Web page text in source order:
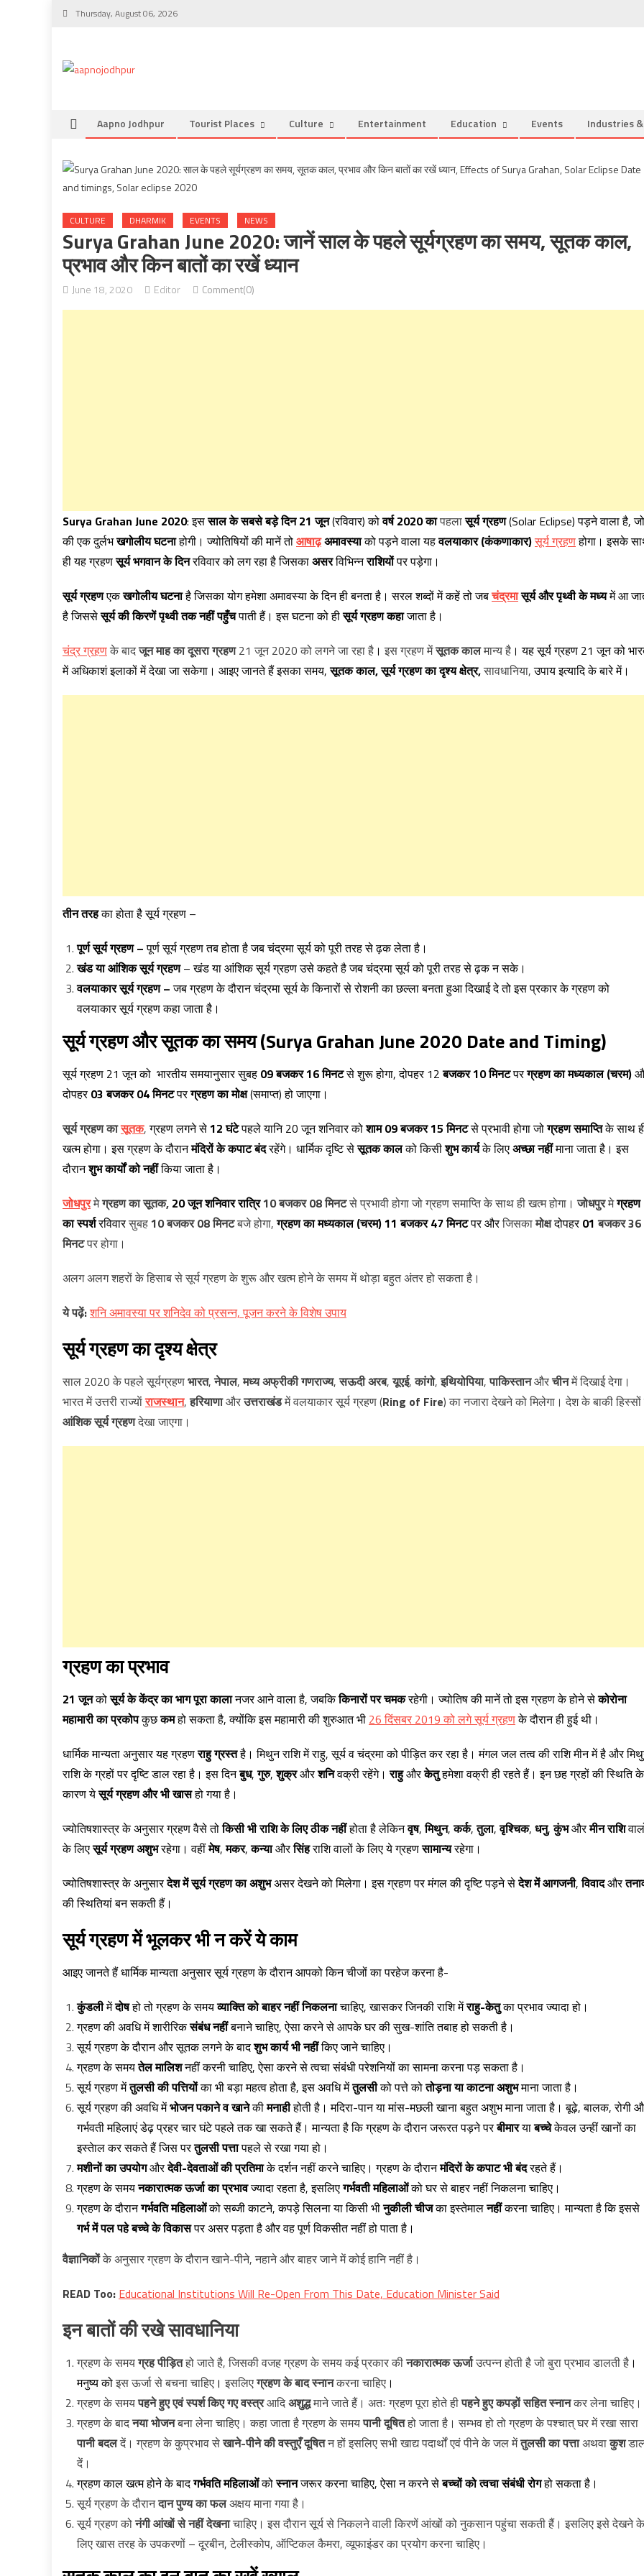
Skip
Thursday, August 06, 2026
Aapno Jodhpur Tourist Places Culture Entertainment Education Events Industries
CULTURE DHARMIK EVENTS NEWS
Surya Grahan June 2020: जानें साल के पहले सूर्यग्रहण का समय, सूतक काल,
प्रभाव और किन बातों का रखें ध्यान
June 18, 2020 Editor Comment(0)
Surya Grahan June 2020: इससाल के सबसे बड़े दिन 21 जून(रविवार) कोवर्ष 2020 कापहलासूर्य ग्रहण(Solar Eclipse) पड़ने वाला है, जो
की एक दुर्लभखगोलीय घटनाहोगी। ज्योतिषियों की मानें तोआषाढ़अमावस्याको पड़ने वाला यहवलयाकार (कंकणाकार)सूर्य ग्रहणहोगा। इसके
ही यह ग्रहणसूर्य भगवान के दिनरविवार को लग रहा है जिसकाअसरविभिन्नराशियोंपर पड़ेगा।
सूर्य ग्रहणएकखगोलीय घटनाहै जिसका योग हमेशा अमावस्या के दिन ही बनता है। सरल शब्दों में कहें तो जबचंद्रमासूर्य और पृथ्वी के मध्यमें आ
है जिससेसूर्य की किरणेंपृथ्वी तक नहीं पहुँचपाती हैं। इस घटना को हीसूर्य ग्रहण कहाजाता है।
चंद्र ग्रहणके बादजून माह का दूसरा ग्रहण21 जून 2020 को लगने जा रहा है ।इस ग्रहण मेंसूतक कालमान्य है ।यह सूर्य ग्रहण 21 जून को
में अधिकाशं इलाकों में देखा जा सकेगा। आइए जानते हैं इसका समय,सूतक काल,सूर्य ग्रहणकादृश्यक्षेत्र,सावधानिया,उपाय इत्यादि के बारे में।
तीन तरहका होता है सूर्य ग्रहण –
पूर्णसूर्यग्रहण–पूर्ण सूर्य ग्रहण तब होता है जब चंद्रमा सूर्य को पूरी तरह से ढ़क लेता है।
खंडयाआंशिकसूर्यग्रहण – खंड या आंशिक सूर्य ग्रहण उसे कहते है जब चंद्रमा सूर्य को पूरी तरह से ढ़क न सके।
वलयाकारसूर्यग्रहण–जब ग्रहण के दौरान चंद्रमा सूर्य के किनारों से रोशनी का छल्ला बनता हुआ दिखाई दे तो इस प्रकार के ग्रहण को
वलयाकार सूर्य ग्रहण कहा जाता है।
सूर्यग्रहणऔरसूतककासमय(Surya Grahan June 2020 Date and Timing)
सूर्य ग्रहण 21 जून को भारतीय समयानुसार सुबह 09 बजकर 16 मिनटसे शुरू होगा, दोपहर 12बजकर 10 मिनटपरग्रहण का मध्यकाल (चरम)
दोपहर03 बजकर 04 मिनटपरग्रहण का मोक्ष(समाप्त) हो जाएगा।
सूर्य ग्रहण कासूतक,ग्रहण लगने से12 घंटेपहले यानि 20 जून शनिवार कोशाम 09 बजकर 15 मिनटसे प्रभावी होगा जोग्रहण समाप्तिके साथ
खत्म होगा। इस ग्रहण के दौरानमंदिरों के कपाट बंदरहेंगे। धार्मिक दृष्टि सेसूतक कालको किसीशुभ कार्यके लिएअच्छा नहींमाना जाता है। इस
दौरानशुभ कार्यों को नहींकिया जाता है।
जोधपुरमेग्रहण का सूतक, 20 जून शनिवार रात्रि10 बजकर 08 मिनटसे प्रभावी होगा जो ग्रहण समाप्ति के साथ ही खत्म होगा।जोधपुरमेग्रहण
का स्पर्शरविवारसुबह 10 बजकर 08 मिनटबजे होगा, ग्रहण का मध्यकाल (चरम)11 बजकर 47 मिनटपर औरजिसकामोक्षदोपहर01 बजकर 36
मिनटपर होगा।
अलग अलग शहरों के हिसाब से सूर्य ग्रहण के शुरू और खत्म होने के समय में थोड़ा बहुत अंतर हो सकता है।
येपढ़ें:शनि अमावस्या पर शनिदेव को प्रसन्न, पूजन करने के विशेष उपाय
सूर्य ग्रहणकादृश्यक्षेत्र
साल 2020 के पहले सूर्यग्रहणभारत,नेपाल,मध्य अफ्रीकी गणराज्य,सऊदी अरब,यूएई,कांगो,इथियोपिया,पाकिस्तानऔरचीनमें दिखाई देगा।
भारत में उत्तरी राज्याेंराजस्थान,हरियाणाऔरउत्तराखंडमें वलयाकार सूर्य ग्रहण (Ring of Fire) का नजारा देखने को मिलेगा। देश के बाकी
आंशिक सूर्य ग्रहणदेखा जाएगा।
ग्रहणकाप्रभाव
21 जूनकोसूर्य के केंद्र का भाग पूरा कालानजर आने वाला है, जबकिकिनारों पर चमकरहेगी। ज्योतिष की मानें तो इस ग्रहण के होने सेकोरोना
महामारी का प्रकोपकुछकमहो सकता है, क्योंकि इस महामारी की शुरुआत भी 26 दिंसबर 2019 को लगे सूर्य ग्रहणके दौरान ही हुई थी।
धार्मिक मान्यता अनुसार यह ग्रहणराहु ग्रस्तहै। मिथुन राशि में राहु, सूर्य व चंद्रमा को पीड़ित कर रहा है। मंगल जल तत्व की राशि मीन में है और
राशि के ग्रहों पर दृष्टि डाल रहा है। इस दिनबुध,गुरु,शुक्रऔरशनिवक्री रहेंगे।राहुऔरकेतुहमेशा वक्री ही रहते हैं। इन छह ग्रहों की स्थिति के
कारण येसूर्य ग्रहण और भी खासहो गया है।
ज्योतिषशास्त्र के अनुसार ग्रहण वैसे तोकिसी भी राशि के लिए ठीक नहींहोता है लेकिनवृष,मिथुन,कर्क,तुला,वृश्चिक, धनु,कुंभऔरमीन राशि
के लिएसूर्य ग्रहण अशुभरहेगा। वहींमेष,मकर,कन्याऔरसिंहराशि वालों के लिए ये ग्रहणसामान्यरहेगा।
ज्योतिषशास्त्र के अनुसारदेश में सूर्य ग्रहण का अशुभअसर देखने को मिलेगा। इस ग्रहण पर मंगल की दृष्टि पड़ने सेदेश में आगजनी,विवादऔर
की स्थितियां बन सकती हैं।
सूर्यग्रहणमेंभूलकरभीनकरेंयेकाम
आइए जानते हैं धार्मिक मान्यता अनुसार सूर्य ग्रहण के दौरान आपको किन चीजों का परहेज करना है-
कुंडलीमेंदोषहो तो ग्रहण के समयव्याक्ति को बाहर नहीं निकलनाचाहिए, खासकर जिनकी राशि मेंराहु-केतुका प्रभाव ज्यादा हो।
ग्रहण की अवधि में शारीरिकसंबंध नहींबनाने चाहिए, ऐसा करने से आपके घर की सुख-शांति तबाह हो सकती है।
सूर्य ग्रहण के दौरान और सूतक लगने के बादशुभ कार्य भी नहींकिए जाने चाहिए।
ग्रहण के समयतेल मालिशनहीं करनी चाहिए, ऐसा करने से त्वचा संबंधी परेशनियों का सामना करना पड़ सकता है।
सूर्य ग्रहण मेंतुलसी की पत्तियोंका भी बड़ा महत्व होता है, इस अवधि मेंतुलसीको पत्ते कोतोड़ना या काटना अशुभमाना जाता है।
सूर्य ग्रहण की अवधि मेंभोजनपकाने व खानेकीमनाहीहोती है। मदिरा-पान या मांस-मछली खाना बहुत अशुभ माना जाता है। बूढ़े, बालक, रोगी
गर्भवती महिलाएं डेढ़ प्रहर चार घंटे पहले तक खा सकते हैं। मान्यता है कि ग्रहण के दौरान जरूरत पड़ने परबीमारयाबच्चेकेवल उन्हीं खानों का
इस्तेाल कर सकते हैं जिस परतुलसी पत्तापहले से रखा गया हो।
मशीनों का उपयोगऔरदेवी-देवताओं की प्रतिमाके दर्शन नहीं करने चाहिए। ग्रहण के दौरानमंदिरों के कपाट भी बंदरहते हैं।
ग्रहण के समयनकारात्मक ऊर्जा का प्रभावज्यादा रहता है, इसलिएगर्भवती महिलाओंको घर से बाहर नहीं निकलना चाहिए।
ग्रहण के दौरानगर्भवति महिलाओंको सब्जी काटने, कपड़े सिलना या किसी भीनुकीली चीजका इस्तेमालनहींकरना चाहिए। मान्यता है कि इससे
गर्भ में पल पहे बच्चे के विकासपर असर पड़ता है और वह पूर्ण विकसीत नहीं हो पाता है।
वैज्ञानिकोंके अनुसार ग्रहण के दौरान खाने-पीने, नहाने और बाहर जाने में कोई हानि नहीं है।
READ Too: Educational Institutions Will Re-Open From This Date, Education Minister Said
इन बातों की रखे सावधानिया
ग्रहण के समयग्रह पीड़ितहो जाते है, जिसकी वजह ग्रहण के समय कई प्रकार कीनकारात्मक ऊर्जाउत्पन्न होती है जो बुरा प्रभाव डालती है ।
मनुष्य कोइस ऊर्जा से बचना चाहिए । इसलिएग्रहण के बाद स्नानकरना चाहिए ।
ग्रहण के समयपहने हुए एवं स्पर्श किए गए वस्त्रआदिअशुद्धमाने जाते हैं। अतः ग्रहण पूरा होते हीपहने हुए कपड़ों सहित स्नानकर लेना चाहिए।
ग्रहण के बादनया भोजनबना लेना चाहिए। कहा जाता है ग्रहण के समयपानी दूषितहो जाता है। सम्भव हो तो ग्रहण के पश्चात् घर में रखा सारा
पानी बदलदें। ग्रहण के कुप्रभाव सेखाने-पीने की वस्तुएँ दूषितन हों इसलिए सभी खाद्य पदार्थों एवं पीने के जल मेंतुलसी का पत्ताअथवाकुश
दें।
ग्रहण काल खत्म होने के बादगर्भवति महिलाओंकोस्नानजरूर करना चाहिए, ऐसा न करने सेबच्चों को त्वचा संबंधी रोगहो सकता है।
सूर्य ग्रहण के दौरानदान पुण्य का फलअक्षय माना गया है।
सूर्य ग्रहण कोनंगी आंखों से नहीं देखनाचाहिए। इस दौरान सूर्य से निकलने वाली किरणें आंखों को नुकसान पहुंचा सकती हैं। इसलिए इसे देखने के
लिए खास तरह के उपकरणों – दूरबीन, टेलीस्कोप, ऑप्टिकल कैमरा, व्यूफाइंडर का प्रयोग करना चाहिए।